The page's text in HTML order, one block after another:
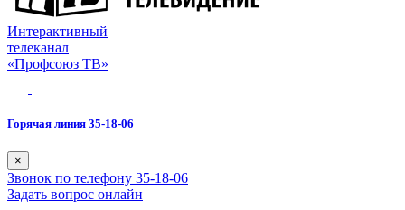
Интерактивный
телеканал
«Профсоюз ТВ»
Горячая линия 35-18-06
×
Звонок по телефону 35-18-06
Задать вопрос онлайн